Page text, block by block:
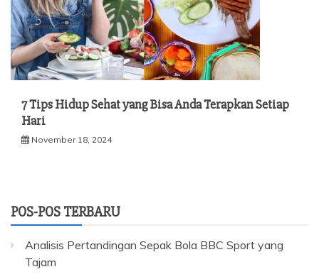
7 Tips Hidup Sehat yang Bisa Anda Terapkan Setiap
Hari
November 18, 2024
POS-POS TERBARU
Analisis Pertandingan Sepak Bola BBC Sport yang
Tajam